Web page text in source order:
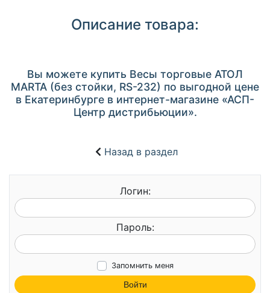
Описание товара:
Вы можете купить Весы торговые АТОЛ
MARTA (без стойки, RS-232) по выгодной цене
в Екатеринбурге в интернет-магазине «АСП-
Центр дистрибьюции».
Назад в раздел
Логин:
Пароль:
Запомнить меня
Войти